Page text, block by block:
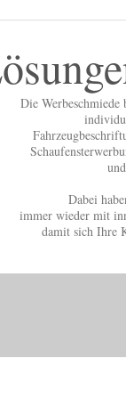
Die
Dabei
immer wieder mit
damit sich Ihre